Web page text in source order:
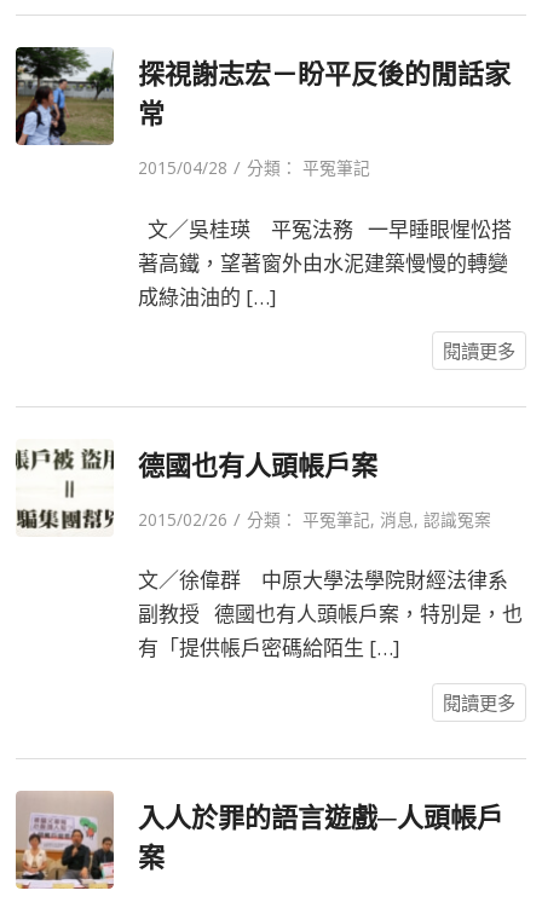
探視謝志宏－盼平反後的閒話家
常
2015/04/28 / 分類：平冤筆記
文／吳桂瑛 平冤法務 一早睡眼惺忪搭
著高鐵，望著窗外由水泥建築慢慢的轉變
成綠油油的 […]
閱讀更多
德國也有人頭帳戶案
2015/02/26 / 分類：平冤筆記,消息,認識冤案
文／徐偉群 中原大學法學院財經法律系
副教授 德國也有人頭帳戶案，特別是，也
有「提供帳戶密碼給陌生 […]
閱讀更多
入人於罪的語言遊戲─人頭帳戶
案